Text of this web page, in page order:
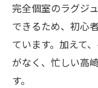
完全個室のラグジ
できるため、初心
ています。加えて
がなく、忙しい高
す。